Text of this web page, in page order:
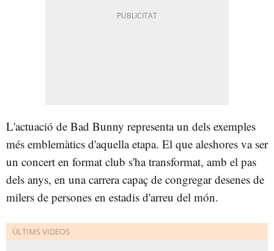
L'actuació de Bad Bunny representa un dels exemples
més emblemàtics d'aquella etapa. El que aleshores va ser
un concert en format club s'ha transformat, amb el pas
dels anys, en una carrera capaç de congregar desenes de
milers de persones en estadis d'arreu del món.